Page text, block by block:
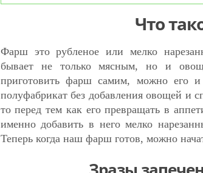
Что
Фарш это рубленое или мелко
бывает не только мясным, но и
приготовить фарш самим, можно его
полуфабрикат без добавления овощей и
то перед тем как его превращать в
именно добавить в него мелко
Теперь когда наш фарш готов, можно